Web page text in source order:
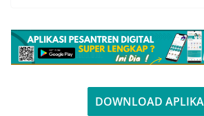
DOWNLOAD